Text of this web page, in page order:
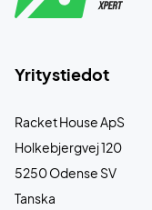
Yritystiedot
Racket House ApS
Holkebjergvej 120
5250 Odense SV
Tanska